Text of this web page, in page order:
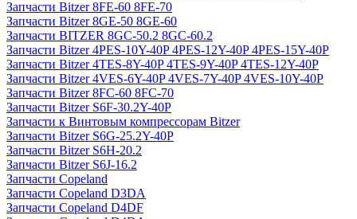
Запчасти Bitzer 8FE-60 8FE-70
Запчасти Bitzer 8GE-50 8GE-60
Запчасти BITZER 8GC-50.2 8GC-60.2
Запчасти Bitzer 4PES-10Y-40P 4PES-12Y-40P 4PES-15Y-40P
Запчасти Bitzer 4TES-8Y-40P 4TES-9Y-40P 4TES-12Y-40P
Запчасти Bitzer 4VES-6Y-40P 4VES-7Y-40P 4VES-10Y-40P
Запчасти Bitzer 8FC-60 8FC-70
Запчасти Bitzer S6F-30.2Y-40P
Запчасти к Винтовым компрессорам Bitzer
Запчасти Bitzer S6G-25.2Y-40P
Запчасти Bitzer S6H-20.2
Запчасти Bitzer S6J-16.2
Запчасти Copeland
Запчасти Copeland D3DA
Запчасти Copeland D4DF